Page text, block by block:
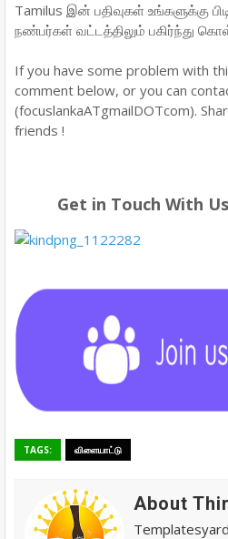
Tamilus இன் பதிவுகள் உங்களுக்கு
நண்பர்கள் வட்டத்திலும் பகிர்ந்து
If you have some problem with
comment below, or you can
(focuslankaATgmailDOTcom).
friends !
Get in Touch With
TAGS: விளையாட்டு
About